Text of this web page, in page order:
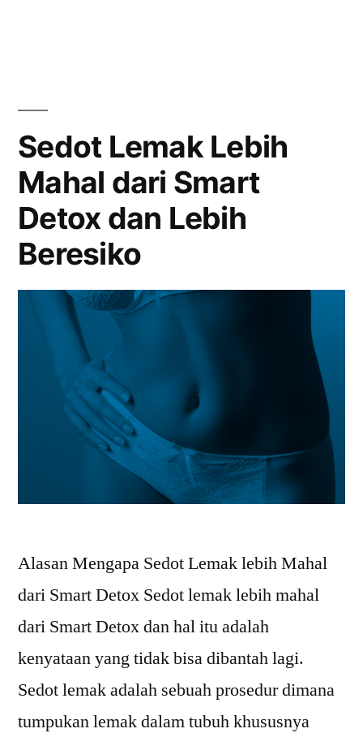
Sedot Lemak Lebih
Mahal dari Smart
Detox dan Lebih
Beresiko
Alasan Mengapa Sedot Lemak lebih Mahal
dari Smart Detox Sedot lemak lebih mahal
dari Smart Detox dan hal itu adalah
kenyataan yang tidak bisa dibantah lagi.
Sedot lemak adalah sebuah prosedur dimana
tumpukan lemak dalam tubuh khususnya